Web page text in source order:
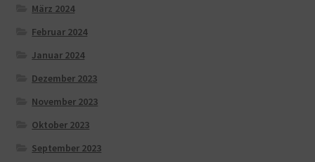
März 2024
Februar 2024
Januar 2024
Dezember 2023
November 2023
Oktober 2023
September 2023